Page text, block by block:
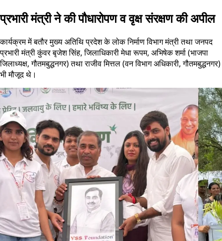
प्रभारी मंत्री ने की पौधारोपण व वृक्ष संरक्षण की अपील
कार्यक्रम में बतौर मुख्य अतिथि प्रदेश के लोक निर्माण विभाग मंत्री तथा जनपद
प्रभारी मंत्री कुंवर बृजेश सिंह, जिलाधिकारी मेधा रूपम, अभिषेक शर्मा (भाजपा
जिलाध्यक्ष, गौतमबुद्धनगर) तथा राजीव मित्तल (वन विभाग अधिकारी, गौतमबुद्धनगर)
भी मौजूद थे।